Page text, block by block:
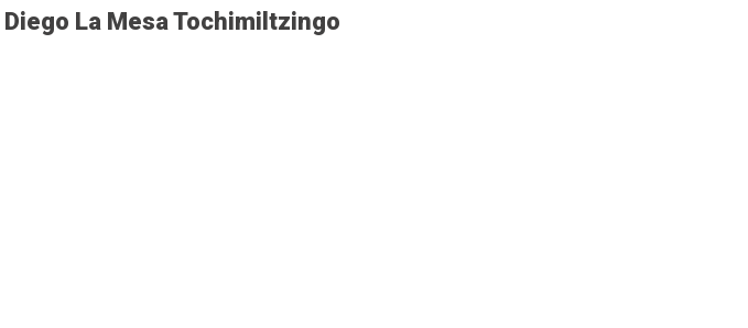
La Mesa Tochimiltzingo